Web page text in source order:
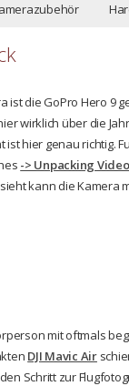
ist die GoPro Hero 9
wirklich über die
hier genau richtig.
-> Unpacking
kann die
mit oftmals
DJI Mavic Air
Schritt zur